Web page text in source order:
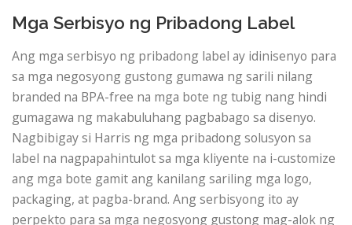
Mga Serbisyo ng Pribadong Label
Ang mga serbisyo ng pribadong label ay idinisenyo para
sa mga negosyong gustong gumawa ng sarili nilang
branded na BPA-free na mga bote ng tubig nang hindi
gumagawa ng makabuluhang pagbabago sa disenyo.
Nagbibigay si Harris ng mga pribadong solusyon sa
label na nagpapahintulot sa mga kliyente na i-customize
ang mga bote gamit ang kanilang sariling mga logo,
packaging, at pagba-brand. Ang serbisyong ito ay
perpekto para sa mga negosyong gustong mag-alok ng